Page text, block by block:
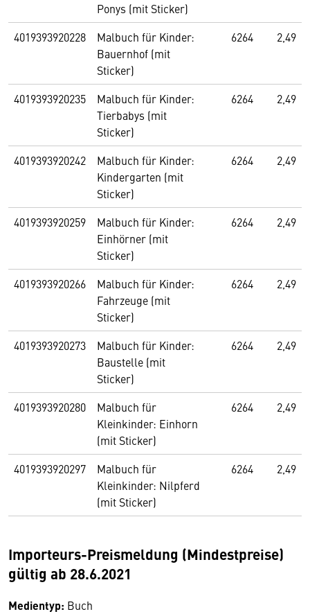
Ponys (mit Sticker)
4019393920228
Malbuch für Kinder:
Bauernhof (mit
Sticker)
6264 2,49
4019393920235
Malbuch für Kinder:
Tierbabys (mit
Sticker)
6264 2,49
4019393920242
Malbuch für Kinder:
Kindergarten (mit
Sticker)
6264 2,49
4019393920259
Malbuch für Kinder:
Einhörner (mit
Sticker)
6264 2,49
4019393920266
Malbuch für Kinder:
Fahrzeuge (mit
Sticker)
6264 2,49
4019393920273
Malbuch für Kinder:
Baustelle (mit
Sticker)
6264 2,49
4019393920280
Malbuch für
Kleinkinder: Einhorn
(mit Sticker)
6264 2,49
4019393920297
Malbuch für
Kleinkinder: Nilpferd
(mit Sticker)
6264 2,49
Importeurs-Preismeldung (Mindestpreise)
gültig ab 28.6.2021
Medientyp: Buch